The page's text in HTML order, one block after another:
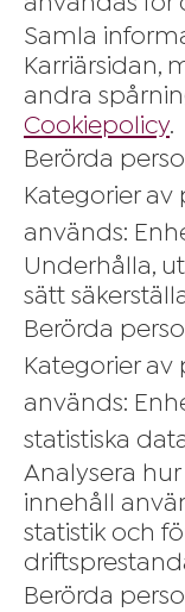
användas för
Samla
Karriärsidan,
andra
Cookiepolicy.
Berörda
Kategorier
används:
Underhålla,
sätt
Berörda
Kategorier
används:
statistiska
Analysera
innehåll
statistik och
Berörda